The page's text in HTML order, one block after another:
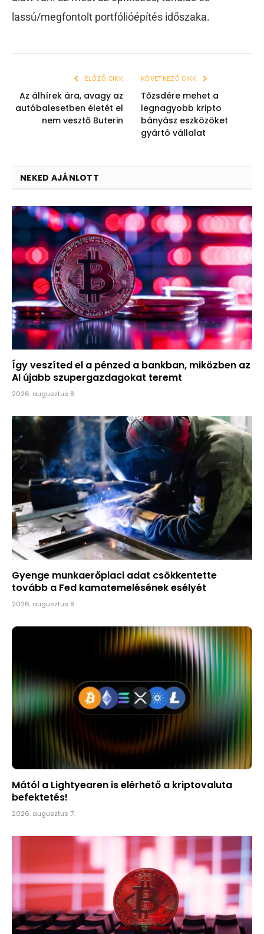
lassú/megfontolt portfólióépítés időszaka.
ELŐZŐ CIKK
Az álhírek ára, avagy az
autóbalesetben életét el
nem vesztő Buterin
KÖVETKEZŐ CIKK
Tőzsdére mehet a
legnagyobb kripto
bányász eszközöket
gyártó vállalat
NEKED AJÁNLOTT
Így veszíted el a pénzed a bankban, miközben az
AI újabb szupergazdagokat teremt
2026. augusztus 8.
Gyenge munkaerőpiaci adat csökkentette
tovább a Fed kamatemelésének esélyét
2026. augusztus 8.
Mától a Lightyearen is elérhető a kriptovaluta
befektetés!
2026. augusztus 7.